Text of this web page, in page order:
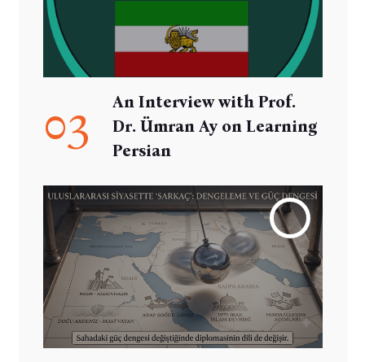
03
An Interview with Prof.
Dr. Ümran Ay on Learning
Persian